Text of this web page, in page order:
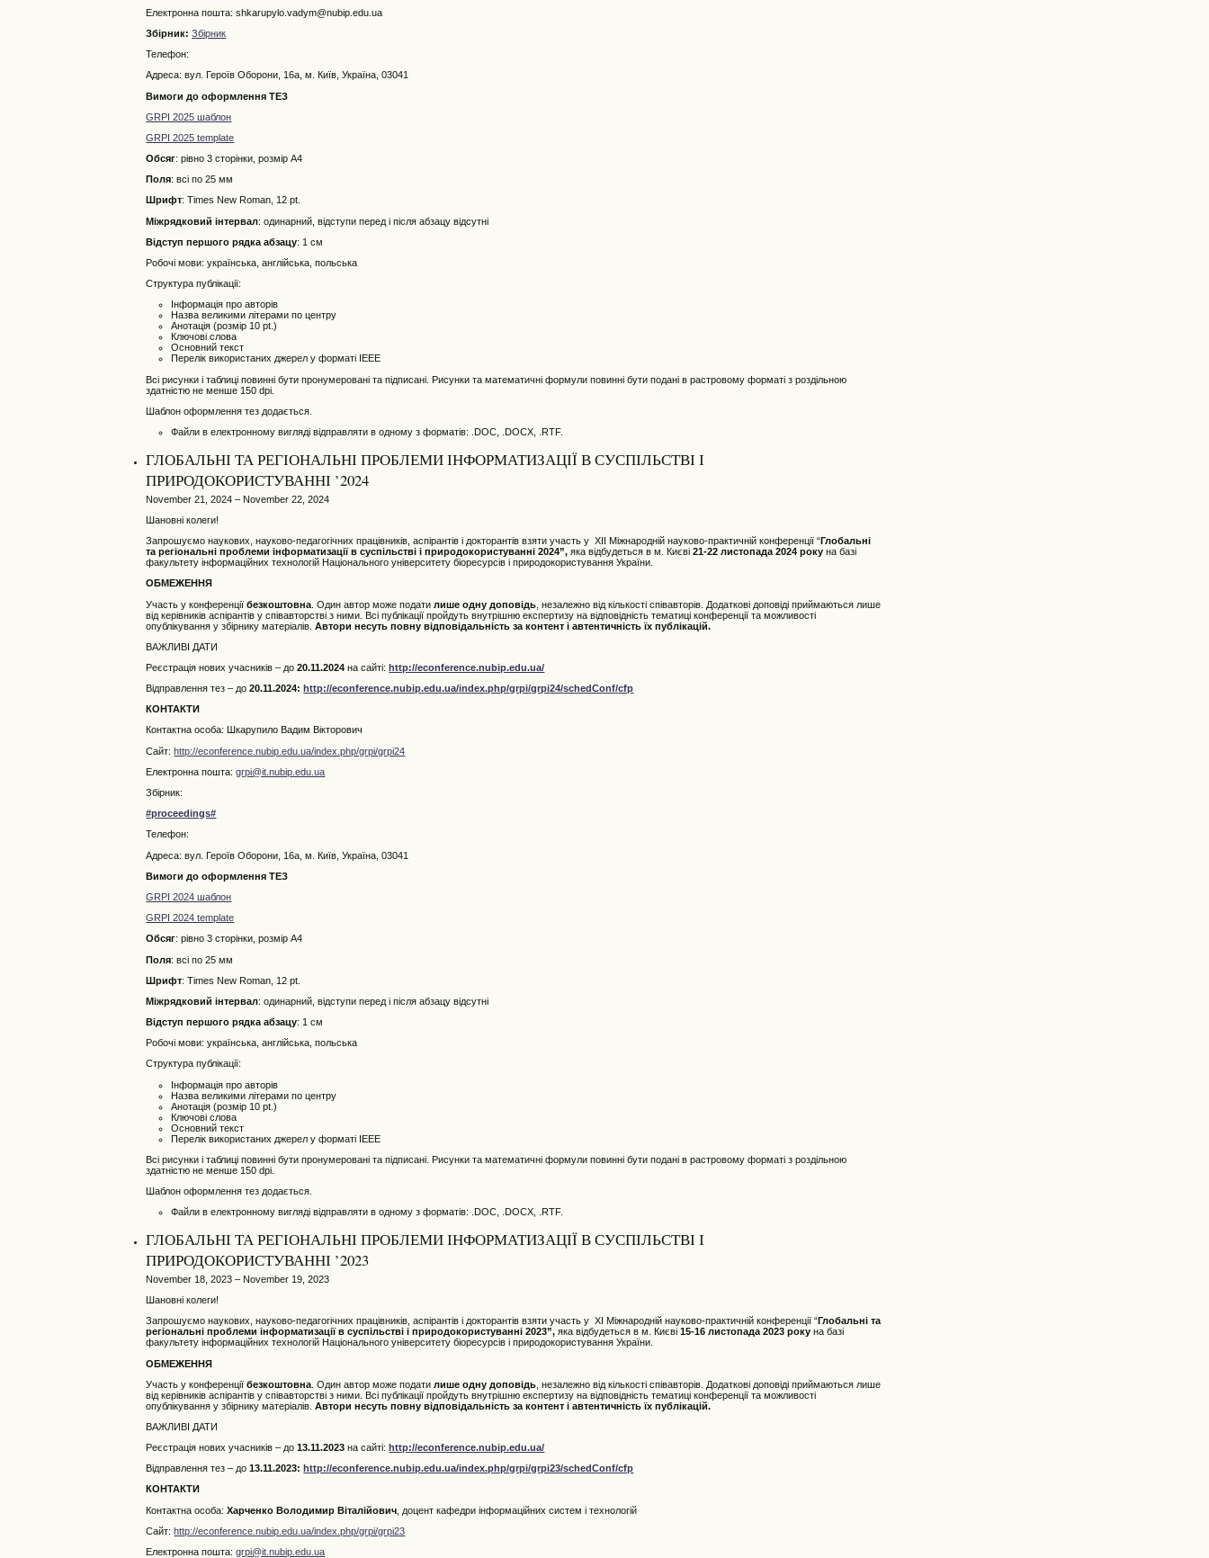
Електронна пошта:shkarupylo.vadym@nubip.edu.ua
Збірник: Збірник
Телефон:
Адреса: вул. Героїв Оборони, 16а, м. Київ, Україна, 03041
Вимоги до оформлення ТЕЗ
GRPI 2025 шаблон
GRPI 2025 template
Обсяг: рівно 3 сторінки, розмір А4
Поля: всі по 25 мм
Шрифт: Times New Roman, 12 pt.
Міжрядковий інтервал: одинарний, відступи перед і після абзацу відсутні
Відступ першого рядка абзацу: 1 см
Робочі мови: українська, англійська, польська
Структура публікації:
Інформація про авторів
Назва великими літерами по центру
Анотація (розмір 10 pt.)
Ключові слова
Основний текст
Перелік використаних джерел у форматі IEEE
Всі рисунки і таблиці повинні бути пронумеровані та підписані. Рисунки та математичні формули повинні бути подані в растровому форматі з роздільною
здатністю не менше 150 dpi.
Шаблон оформлення тез додається.
Файли в електронному вигляді відправляти в одному з форматів: .DOC, .DOCX, .RTF.
ГЛОБАЛЬНІ ТА РЕГІОНАЛЬНІ ПРОБЛЕМИ ІНФОРМАТИЗАЦІЇ В СУСПІЛЬСТВІ І
ПРИРОДОКОРИСТУВАННІ ’2024
November 21, 2024 – November 22, 2024
Шановні колеги!
Запрошуємо наукових, науково-педагогічних працівників, аспірантів і докторантів взяти участь у XII Міжнародній науково-практичній конференції “Глобальні
та регіональні проблеми інформатизації в суспільстві і природокористуванні 2024”,яка відбудеться в м. Києві21-22 листопада 2024 року на базі
факультету інформаційних технологій Національного університету біоресурсів і природокористування України.
ОБМЕЖЕННЯ
Участь у конференціїбезкоштовна . Один автор може податилише одну доповідь , незалежно від кількості співавторів. Додаткові доповіді приймаються лише
від керівників аспірантів у співавторстві з ними. Всі публікації пройдуть внутрішню експертизу на відповідність тематиці конференції та можливості
опублікування у збірнику матеріалів.Автори несуть повну відповідальність за контент і автентичність їх публікацій.
ВАЖЛИВІ ДАТИ
Реєстрація нових учасників – до20.11.2024 на сайті:http://econference.nubip.edu.ua/
Відправлення тез – до20.11.2024:http://econference.nubip.edu.ua/index.php/grpi/grpi24/schedConf/cfp
КОНТАКТИ
Контактна особа: Шкарупило Вадим Вікторович
Сайт:http://econference.nubip.edu.ua/index.php/grpi/grpi24
Електронна пошта:grpi@it.nubip.edu.ua
Збірник:
#proceedings#
Телефон:
Адреса: вул. Героїв Оборони, 16а, м. Київ, Україна, 03041
Вимоги до оформлення ТЕЗ
GRPI 2024 шаблон
GRPI 2024 template
Обсяг: рівно 3 сторінки, розмір А4
Поля: всі по 25 мм
Шрифт: Times New Roman, 12 pt.
Міжрядковий інтервал: одинарний, відступи перед і після абзацу відсутні
Відступ першого рядка абзацу: 1 см
Робочі мови: українська, англійська, польська
Структура публікації:
Інформація про авторів
Назва великими літерами по центру
Анотація (розмір 10 pt.)
Ключові слова
Основний текст
Перелік використаних джерел у форматі IEEE
Всі рисунки і таблиці повинні бути пронумеровані та підписані. Рисунки та математичні формули повинні бути подані в растровому форматі з роздільною
здатністю не менше 150 dpi.
Шаблон оформлення тез додається.
Файли в електронному вигляді відправляти в одному з форматів: .DOC, .DOCX, .RTF.
ГЛОБАЛЬНІ ТА РЕГІОНАЛЬНІ ПРОБЛЕМИ ІНФОРМАТИЗАЦІЇ В СУСПІЛЬСТВІ І
ПРИРОДОКОРИСТУВАННІ ’2023
November 18, 2023 – November 19, 2023
Шановні колеги!
Запрошуємо наукових, науково-педагогічних працівників, аспірантів і докторантів взяти участь у XI Міжнародній науково-практичній конференції “Глобальні та
регіональні проблеми інформатизації в суспільстві і природокористуванні 2023”,яка відбудеться в м. Києві15-16 листопада 2023 року на базі
факультету інформаційних технологій Національного університету біоресурсів і природокористування України.
ОБМЕЖЕННЯ
Участь у конференціїбезкоштовна . Один автор може податилише одну доповідь , незалежно від кількості співавторів. Додаткові доповіді приймаються лише
від керівників аспірантів у співавторстві з ними. Всі публікації пройдуть внутрішню експертизу на відповідність тематиці конференції та можливості
опублікування у збірнику матеріалів.Автори несуть повну відповідальність за контент і автентичність їх публікацій.
ВАЖЛИВІ ДАТИ
Реєстрація нових учасників – до13.11.2023 на сайті:http://econference.nubip.edu.ua/
Відправлення тез – до13.11.2023: http://econference.nubip.edu.ua/index.php/grpi/grpi23/schedConf/cfp
КОНТАКТИ
Контактна особа:Харченко Володимир Віталійович , доцент кафедри інформаційних систем і технологій
Сайт:http://econference.nubip.edu.ua/index.php/grpi/grpi23
Електронна пошта:grpi@it.nubip.edu.ua